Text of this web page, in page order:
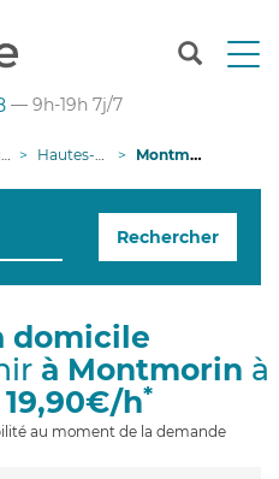
T
n
g
— 9h-19h 7j/7
Hautes-Alpes Montmorin
Rechercher
domicile
à Montmorin à
19,90€/h*
au moment de la demande